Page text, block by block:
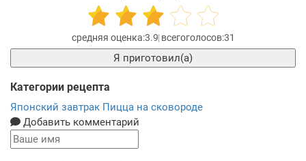
3.9 31
Я приготовил(а)
Категории рецепта
Японский завтрак Пицца на сковороде
Добавить комментарий